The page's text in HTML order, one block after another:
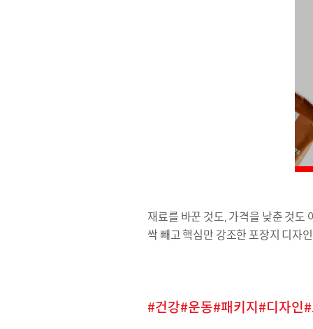
재료를 바꾼 것도, 가격을 낮춘 것도
싹 빼고 핵심만 강조한 포장지 디자
건강 운동 패키지 디자인